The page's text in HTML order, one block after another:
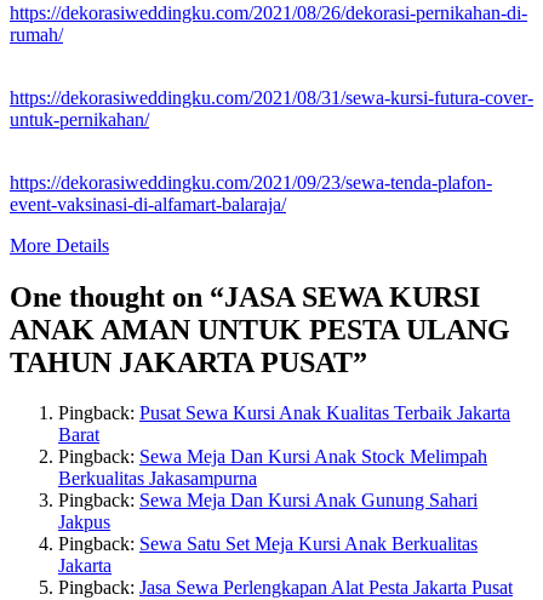
https://dekorasiweddingku.com/2021/08/26/dekorasi-pernikahan-di-
rumah/
https://dekorasiweddingku.com/2021/08/31/sewa-kursi-futura-cover-
untuk-pernikahan/
https://dekorasiweddingku.com/2021/09/23/sewa-tenda-plafon-
event-vaksinasi-di-alfamart-balaraja/
More Details
One thought on “JASA SEWA KURSI
ANAK AMAN UNTUK PESTA ULANG
TAHUN JAKARTA PUSAT”
Pingback: Pusat Sewa Kursi Anak Kualitas Terbaik Jakarta
Barat
Pingback: Sewa Meja Dan Kursi Anak Stock Melimpah
Berkualitas Jakasampurna
Pingback: Sewa Meja Dan Kursi Anak Gunung Sahari
Jakpus
Pingback: Sewa Satu Set Meja Kursi Anak Berkualitas
Jakarta
Pingback: Jasa Sewa Perlengkapan Alat Pesta Jakarta Pusat